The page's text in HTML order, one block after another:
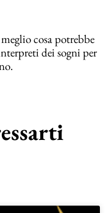
cosa potrebbe
dei sogni per